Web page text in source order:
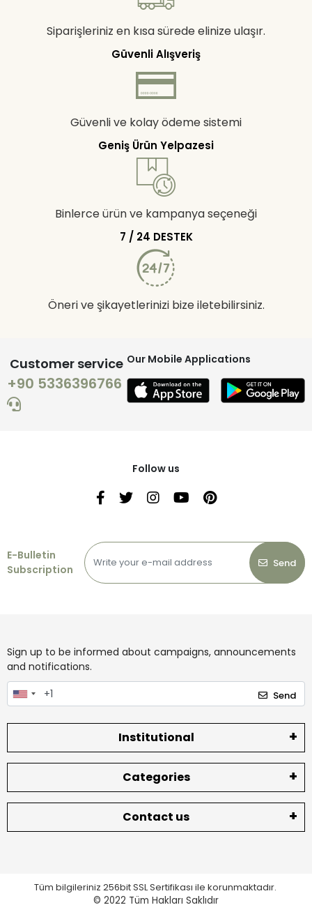
Siparişleriniz en kısa sürede elinize ulaşır.
Güvenli Alışveriş
Güvenli ve kolay ödeme sistemi
Geniş Ürün Yelpazesi
Binlerce ürün ve kampanya seçeneği
7 / 24 DESTEK
Öneri ve şikayetlerinizi bize iletebilirsiniz.
Customer service
+90 5336396766
Our Mobile Applications
Follow us
E-Bulletin
Subscription
Send
Sign up to be informed about campaigns, announcements
and notifications.
Send
Institutional
Categories
Contact us
Tüm bilgileriniz 256bit SSL Sertifikası ile korunmaktadır.
© 2022 Tüm Hakları Saklıdır